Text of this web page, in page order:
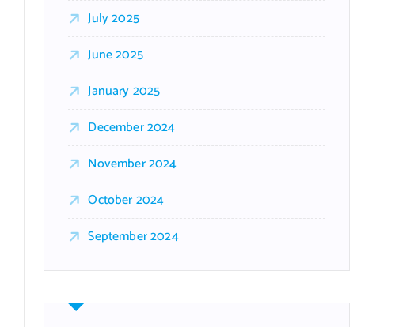
July 2025
June 2025
January 2025
December 2024
November 2024
October 2024
September 2024